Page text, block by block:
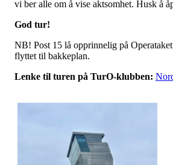
vi ber alle om å vise aktsomhet. Husk å
God tur!
NB! Post 15 lå opprinnelig på
flyttet til bakkeplan.
Lenke til turen på TurO-klubben: